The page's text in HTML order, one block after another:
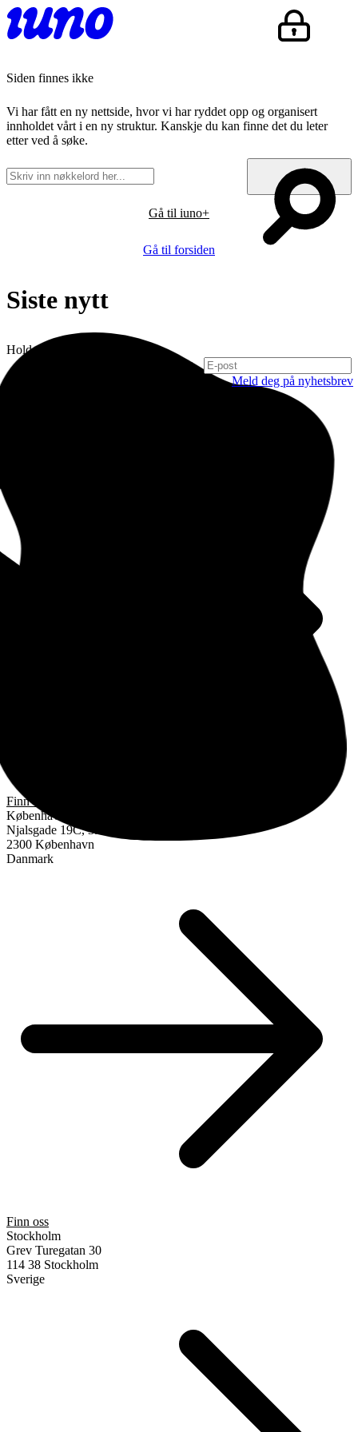
Siden finnes ikke
Vi har fått en ny nettside, hvor vi har ryddet opp og organisert
innholdet vårt i en ny struktur. Kanskje du kan finne det du leter
etter ved å søke.
Gå til iuno+
Gå til forsiden
Siste nytt
Hold deg oppdatert
Meld deg på nyhetsbrev
Finn oss
København
Njalsgade 19C, 3. sal
2300 København
Danmark
Finn oss
Stockholm
Grev Turegatan 30
114 38 Stockholm
Sverige